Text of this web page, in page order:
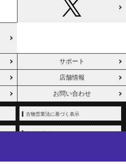
サポート
店舗情報
お問い合わせ
古物営業法に基づく表示
サイトポリシー